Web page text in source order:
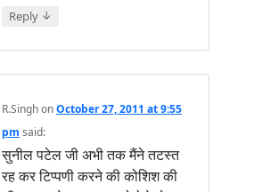
Reply ↓
R.SinghonOctober 27, 2011 at 9:55
pm said:
सुनील पटेल जी अभी तक मैंने तटस्त
रह कर टिप्पणी करने की कोशिश की